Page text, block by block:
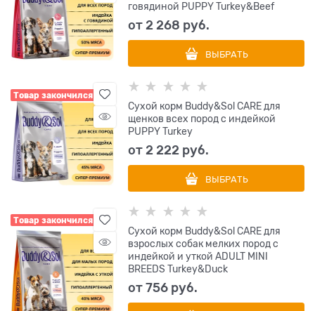
говядиной PUPPY Turkey&Beef
от2 268 руб.
ВЫБРАТЬ
Товар закончился
Сухой корм Buddy&Sol CARE для
щенков всех пород с индейкой
PUPPY Turkey
от2 222 руб.
ВЫБРАТЬ
Товар закончился
Сухой корм Buddy&Sol CARE для
взрослых собак мелких пород с
индейкой и уткой ADULT MINI
BREEDS Turkey&Duck
от756 руб.